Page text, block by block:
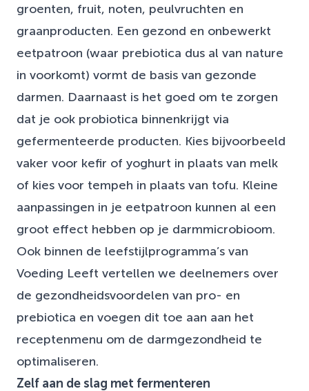
groenten, fruit, noten, peulvruchten en
graanproducten. Een gezond en onbewerkt
eetpatroon (waar prebiotica dus al van nature
in voorkomt) vormt de basis van gezonde
darmen. Daarnaast is het goed om te zorgen
dat je ook probiotica binnenkrijgt via
gefermenteerde producten. Kies bijvoorbeeld
vaker voor kefir of yoghurt in plaats van melk
of kies voor tempeh in plaats van tofu. Kleine
aanpassingen in je eetpatroon kunnen al een
groot effect hebben op je darmmicrobioom.
Ook binnen de leefstijlprogramma’s van
Voeding Leeft vertellen we deelnemers over
de gezondheidsvoordelen van pro- en
prebiotica en voegen dit toe aan aan het
receptenmenu om de darmgezondheid te
optimaliseren.
Zelf aan de slag met fermenteren